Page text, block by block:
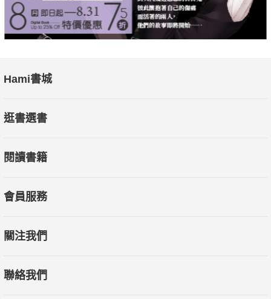
Hami書城
逛書選書
閱讀書籍
會員服務
關注我們
聯絡我們